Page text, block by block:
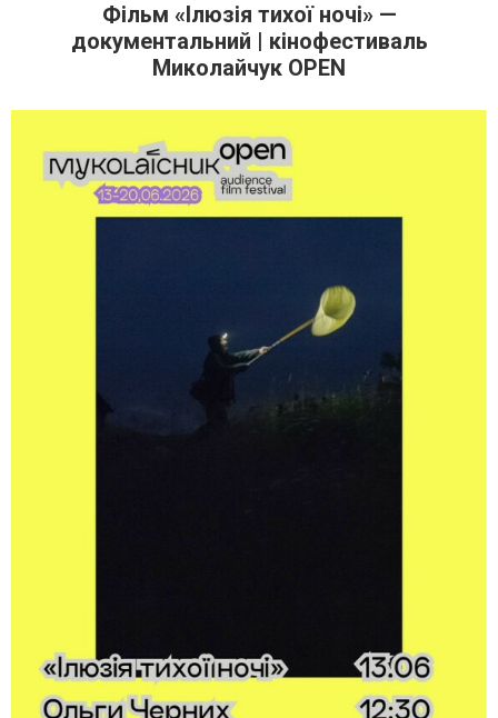
Фільм «Ілюзія тихої ночі» —
документальний | кінофестиваль
Миколайчук OPEN